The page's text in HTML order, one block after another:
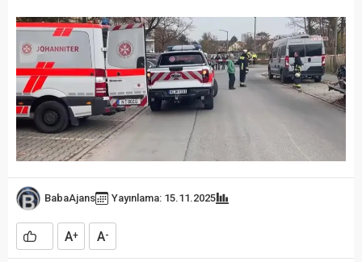
BabaAjans Yayınlama: 15.11.2025
A+ A-